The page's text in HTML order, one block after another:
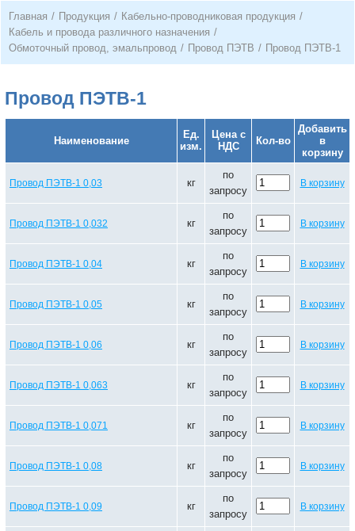
Главная / Продукция / Кабельно-проводниковая продукция /
Кабель и провода различного назначения /
Обмоточный провод, эмальпровод / Провод ПЭТВ / Провод ПЭТВ-1
Провод ПЭТВ-1
Наименование
Ед.
изм.
Цена с
НДС
Кол-во
Добавить
в
корзину
Провод ПЭТВ-1 0,03 кг
по
запросу
В корзину
Провод ПЭТВ-1 0,032 кг
по
запросу
В корзину
Провод ПЭТВ-1 0,04 кг
по
запросу
В корзину
Провод ПЭТВ-1 0,05 кг
по
запросу
В корзину
Провод ПЭТВ-1 0,06 кг
по
запросу
В корзину
Провод ПЭТВ-1 0,063 кг
по
запросу
В корзину
Провод ПЭТВ-1 0,071 кг
по
запросу
В корзину
Провод ПЭТВ-1 0,08 кг
по
запросу
В корзину
Провод ПЭТВ-1 0,09 кг
по
запросу
В корзину